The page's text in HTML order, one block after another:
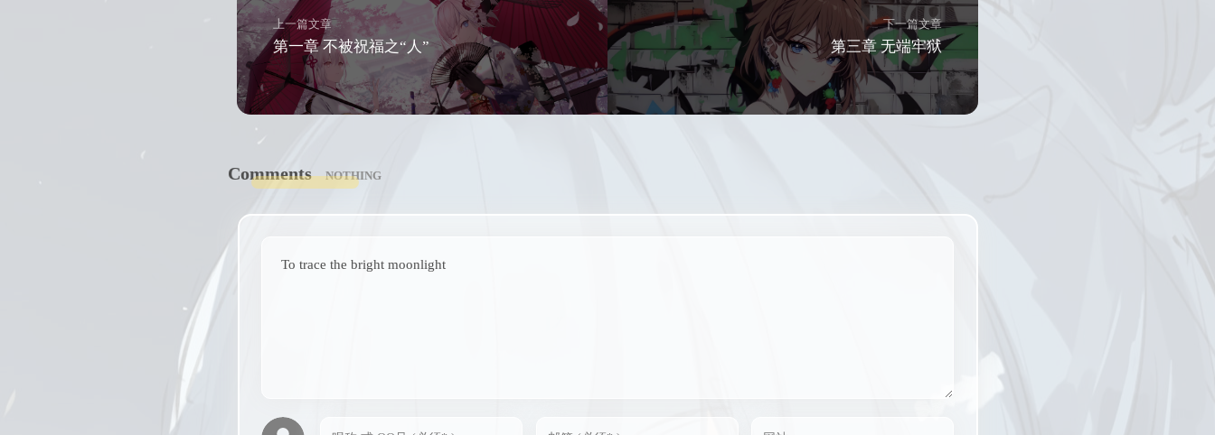
上一篇文章
第一章 不被祝福之“人”
下一篇文章
第三章 无端牢狱
Comments NOTHING
To trace the bright moonlight